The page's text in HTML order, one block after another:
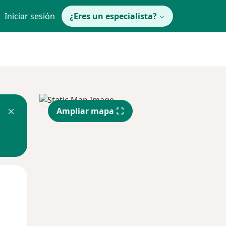
Iniciar sesión ¿Eres un especialista?
Ampliar mapa